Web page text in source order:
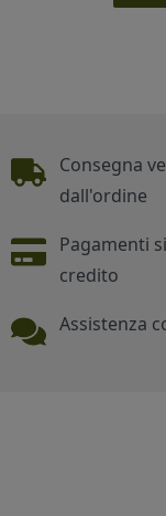
Piè di pagina
Consegna
dall'ordine
Pagamenti
credito
Assistenza